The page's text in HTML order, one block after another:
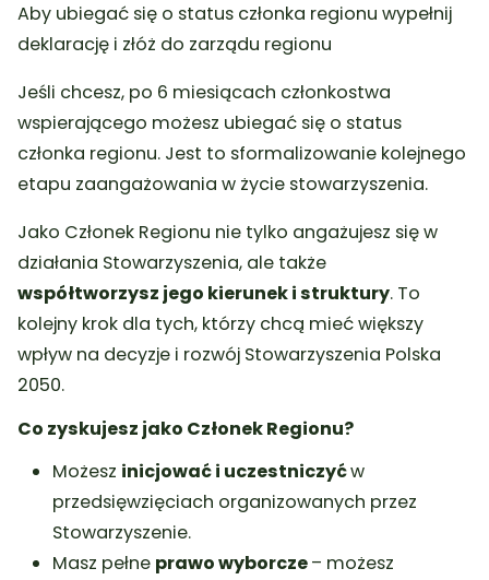
Aby ubiegać się o status członka regionu wypełnij
deklarację i złóż do zarządu regionu
Jeśli chcesz, po 6 miesiącach członkostwa
wspierającego możesz ubiegać się o status
członka regionu. Jest to sformalizowanie kolejnego
etapu zaangażowania w życie stowarzyszenia.
Jako Członek Regionu nie tylko angażujesz się w
działania Stowarzyszenia, ale także
współtworzysz jego kierunek i struktury. To
kolejny krok dla tych, którzy chcą mieć większy
wpływ na decyzje i rozwój Stowarzyszenia Polska
2050.
Co zyskujesz jako Członek Regionu?
Możesz inicjować i uczestniczyćw
przedsięwzięciach organizowanych przez
Stowarzyszenie.
Masz pełne prawo wyborcze– możesz